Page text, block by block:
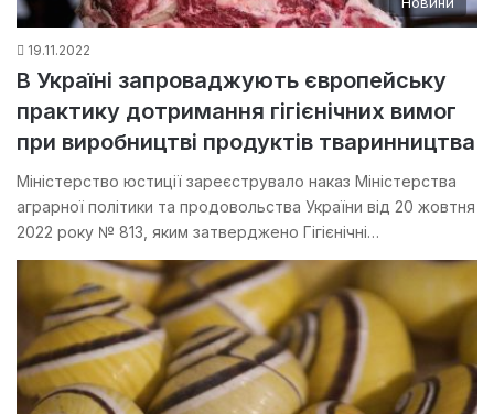
19.11.2022
В Україні запроваджують європейську
практику дотримання гігієнічних вимог
при виробництві продуктів тваринництва
Міністерство юстиції зареєструвало наказ Міністерства
аграрної політики та продовольства України від 20 жовтня
2022 року № 813, яким затверджено Гігієнічні…